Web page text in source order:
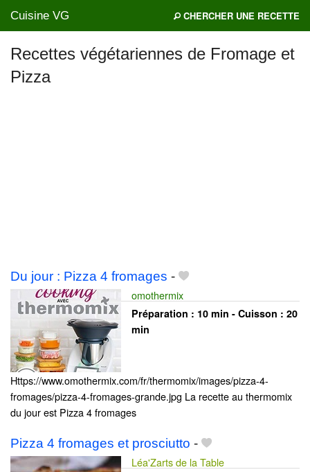
Cuisine VG CHERCHER UNE RECETTE
Recettes végétariennes de Fromage et
Pizza
Du jour : Pizza 4 fromages -
omothermix
Préparation : 10 min - Cuisson : 20
min
Https://www.omothermix.com/fr/thermomix/images/pizza-4-
fromages/pizza-4-fromages-grande.jpg La recette au thermomix
du jour est Pizza 4 fromages
Pizza 4 fromages et prosciutto -
Léa'Zarts de la Table